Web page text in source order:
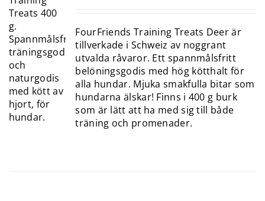
FourFriends Training Treats Deer är
tillverkade i Schweiz av noggrant
utvalda råvaror. Ett spannmålsfritt
belöningsgodis med hög kötthalt för
alla hundar. Mjuka smakfulla bitar som
hundarna älskar! Finns i 400 g burk
som är lätt att ha med sig till både
träning och promenader.